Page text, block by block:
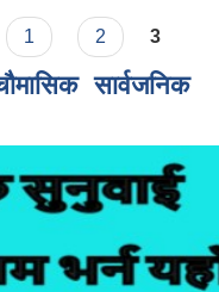
1 2 3
सार्वजनिक